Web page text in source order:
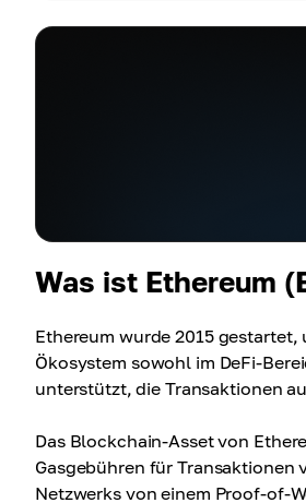
Was ist Ethereum
Ethereum wurde 2015
Ökosystem sowohl im DeFi-
unterstützt, die Transaktionen
Das Blockchain-Asset von
Gasgebühren für Transaktionen
Netzwerks von einem Proof-of-